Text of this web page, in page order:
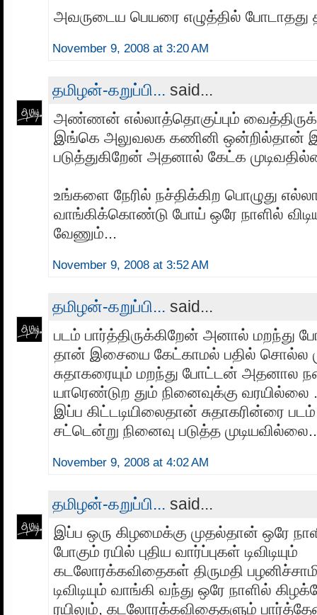
அவருடைய பெயரை எழுத்தில் போடாதது
November 9, 2008 at 3:20 AM
தமிழன்-கறுப்பி... said...
அண்ணன் எல்லாத்தொகுப்பும்
இங்கெ அலுவலக கணினி
படுத்துகிறேன் அதனால் கேட்க
உங்களை நேரில் நச்திக்கிற பொழுது
வாங்கிக்கொண்டு போய் ஒரே நாளில்
வேணும்...
November 9, 2008 at 3:52 AM
தமிழன்-கறுப்பி... said...
படம் பார்த்திருக்கிறேன் அனால்
தான் இசையை கேட்காமல் பதில் சொல்ல
சுதாகரையும் மறந்து போட்டன் அதனால
யாரெண்டுற தும் நினைவுக்கு வரயில்லை
இப்ப கிட்டடியிலைதான் சுதாகரின்ரை
சட்டென்று நினைவு படுத்த
November 9, 2008 at 4:02 AM
தமிழன்-கறுப்பி... said...
இப்ப ஒரு கிழமைக்கு முதல்தான் ஒரே
போகும் ரயில் புதிய வார்ப்புகள் டிவிடியும்
கடலோரக்கவிதைகள் திருமதி
டிவிடியும் வாங்கி வந்து ஒரே நாளில்
ரயிலும், கடலோரக்கவிதைகளும்